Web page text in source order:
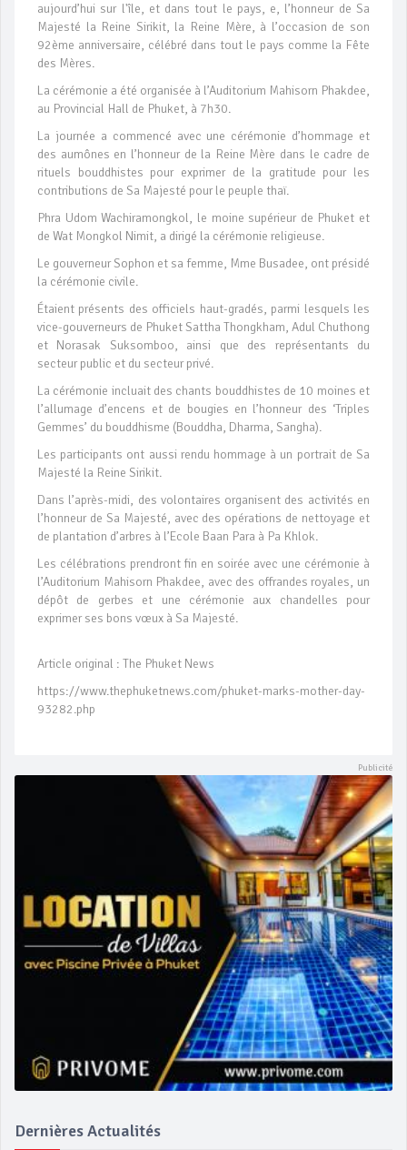
aujourd’hui sur l'île, et dans tout le pays, e, l’honneur de Sa
Majesté la Reine Sirikit, la Reine Mère, à l’occasion de son
92ème anniversaire, célébré dans tout le pays comme la Fête
des Mères.
La cérémonie a été organisée à l’Auditorium Mahisorn Phakdee,
au Provincial Hall de Phuket, à 7h30.
La journée a commencé avec une cérémonie d’hommage et
des aumônes en l’honneur de la Reine Mère dans le cadre de
rituels bouddhistes pour exprimer de la gratitude pour les
contributions de Sa Majesté pour le peuple thaï.
Phra Udom Wachiramongkol, le moine supérieur de Phuket et
de Wat Mongkol Nimit, a dirigé la cérémonie religieuse.
Le gouverneur Sophon et sa femme, Mme Busadee, ont présidé
la cérémonie civile.
Étaient présents des officiels haut-gradés, parmi lesquels les
vice-gouverneurs de Phuket Sattha Thongkham, Adul Chuthong
et Norasak Suksomboo, ainsi que des représentants du
secteur public et du secteur privé.
La cérémonie incluait des chants bouddhistes de 10 moines et
l’allumage d’encens et de bougies en l’honneur des ‘Triples
Gemmes’ du bouddhisme (Bouddha, Dharma, Sangha).
Les participants ont aussi rendu hommage à un portrait de Sa
Majesté la Reine Sirikit.
Dans l’après-midi, des volontaires organisent des activités en
l’honneur de Sa Majesté, avec des opérations de nettoyage et
de plantation d’arbres à l’Ecole Baan Para à Pa Khlok.
Les célébrations prendront fin en soirée avec une cérémonie à
l’Auditorium Mahisorn Phakdee, avec des offrandes royales, un
dépôt de gerbes et une cérémonie aux chandelles pour
exprimer ses bons vœux à Sa Majesté.
Article original : The Phuket News
https://www.thephuketnews.com/phuket-marks-mother-day-
93282.php
Dernières Actualités